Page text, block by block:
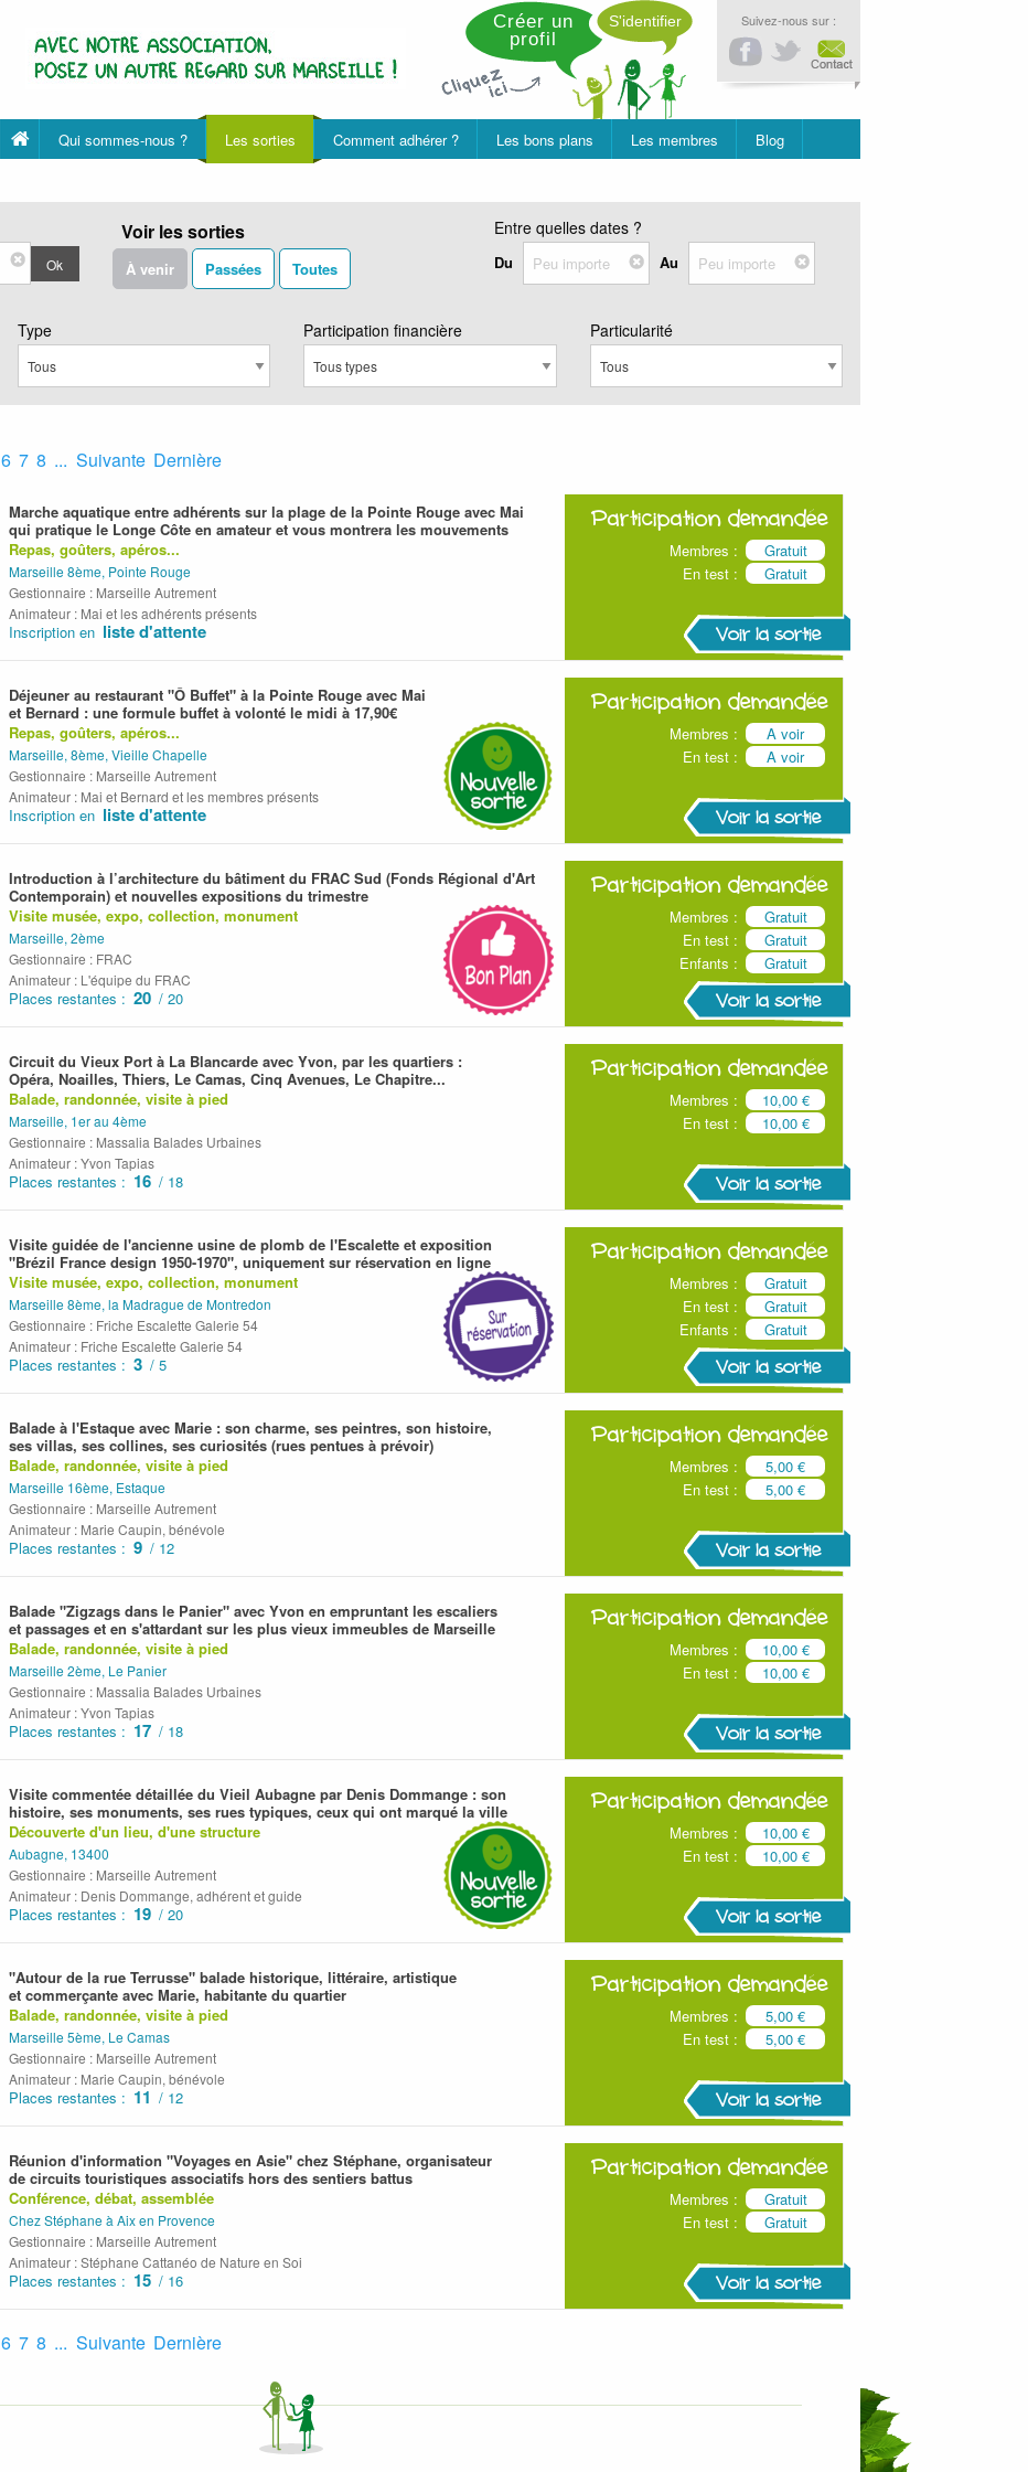
Créer un
profil
S'identifier Suivez-nous sur :
Qui sommes-nous ? Les sorties Comment adhérer ? Les bons plans Les membres Blog
Ok
Voir les sorties
À venir Passées Toutes
Entre quelles dates ?
Du Au
Type Participation financière Particularité
6 7 8 ... Suivante Dernière
Marche aquatique entre adhérents sur la plage de la Pointe Rouge avec Mai
qui pratique le Longe Côte en amateur et vous montrera les mouvements
Repas, goûters, apéros...
Marseille 8ème, Pointe Rouge
Gestionnaire : Marseille Autrement
Animateur : Mai et les adhérents présents
Inscription en liste d'attente
Participation demandée
Membres :
Gratuit
En test :
Gratuit
Voir la sortie
Déjeuner au restaurant "Ô Buffet" à la Pointe Rouge avec Mai
et Bernard : une formule buffet à volonté le midi à 17,90€
Repas, goûters, apéros...
Marseille, 8ème, Vieille Chapelle
Gestionnaire : Marseille Autrement
Animateur : Mai et Bernard et les membres présents
Inscription en liste d'attente
Participation demandée
Membres :
A voir
En test :
A voir
Voir la sortie
Introduction à l’architecture du bâtiment du FRAC Sud (Fonds Régional d'Art
Contemporain) et nouvelles expositions du trimestre
Visite musée, expo, collection, monument
Marseille, 2ème
Gestionnaire : FRAC
Animateur : L'équipe du FRAC
Places restantes : 20 / 20
Participation demandée
Membres :
Gratuit
En test :
Gratuit
Enfants :
Gratuit
Voir la sortie
Circuit du Vieux Port à La Blancarde avec Yvon, par les quartiers :
Opéra, Noailles, Thiers, Le Camas, Cinq Avenues, Le Chapitre...
Balade, randonnée, visite à pied
Marseille, 1er au 4ème
Gestionnaire : Massalia Balades Urbaines
Animateur : Yvon Tapias
Places restantes : 16 / 18
Participation demandée
Membres :
10,00 €
En test :
10,00 €
Voir la sortie
Visite guidée de l'ancienne usine de plomb de l'Escalette et exposition
"Brézil France design 1950-1970", uniquement sur réservation en ligne
Visite musée, expo, collection, monument
Marseille 8ème, la Madrague de Montredon
Gestionnaire : Friche Escalette Galerie 54
Animateur : Friche Escalette Galerie 54
Places restantes : 3 / 5
Participation demandée
Membres :
Gratuit
En test :
Gratuit
Enfants :
Gratuit
Voir la sortie
Balade à l'Estaque avec Marie : son charme, ses peintres, son histoire,
ses villas, ses collines, ses curiosités (rues pentues à prévoir)
Balade, randonnée, visite à pied
Marseille 16ème, Estaque
Gestionnaire : Marseille Autrement
Animateur : Marie Caupin, bénévole
Places restantes : 9 / 12
Participation demandée
Membres :
5,00 €
En test :
5,00 €
Voir la sortie
Balade "Zigzags dans le Panier" avec Yvon en empruntant les escaliers
et passages et en s'attardant sur les plus vieux immeubles de Marseille
Balade, randonnée, visite à pied
Marseille 2ème, Le Panier
Gestionnaire : Massalia Balades Urbaines
Animateur : Yvon Tapias
Places restantes : 17 / 18
Participation demandée
Membres :
10,00 €
En test :
10,00 €
Voir la sortie
Visite commentée détaillée du Vieil Aubagne par Denis Dommange : son
histoire, ses monuments, ses rues typiques, ceux qui ont marqué la ville
Découverte d'un lieu, d'une structure
Aubagne, 13400
Gestionnaire : Marseille Autrement
Animateur : Denis Dommange, adhérent et guide
Places restantes : 19 / 20
Participation demandée
Membres :
10,00 €
En test :
10,00 €
Voir la sortie
"Autour de la rue Terrusse" balade historique, littéraire, artistique
et commerçante avec Marie, habitante du quartier
Balade, randonnée, visite à pied
Marseille 5ème, Le Camas
Gestionnaire : Marseille Autrement
Animateur : Marie Caupin, bénévole
Places restantes : 11 / 12
Participation demandée
Membres :
5,00 €
En test :
5,00 €
Voir la sortie
Réunion d'information "Voyages en Asie" chez Stéphane, organisateur
de circuits touristiques associatifs hors des sentiers battus
Conférence, débat, assemblée
Chez Stéphane à Aix en Provence
Gestionnaire : Marseille Autrement
Animateur : Stéphane Cattanéo de Nature en Soi
Places restantes : 15 / 16
Participation demandée
Membres :
Gratuit
En test :
Gratuit
Voir la sortie
6 7 8 ... Suivante Dernière